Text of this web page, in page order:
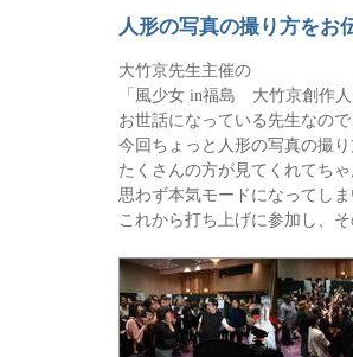
人形の写真の撮り方をお
大竹京先生主催の
「風少女 in福島 大竹京創作
お世話になっている先生なの
今回ちょっと人形の写真の撮
たくさんの方が見てくれてち
思わず本気モードになってし
これから打ち上げに参加し、